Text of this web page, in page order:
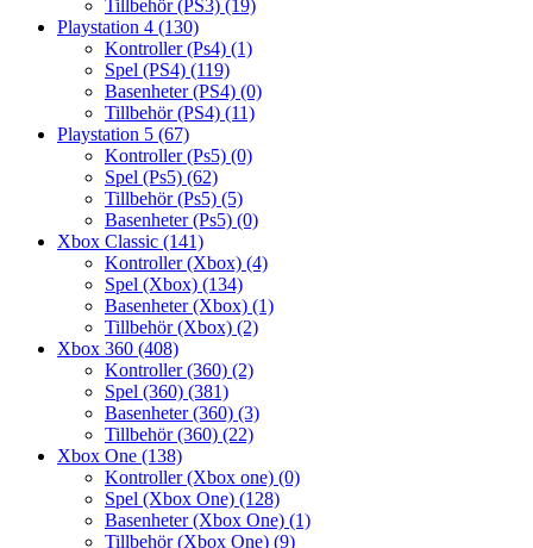
Tillbehör (PS3) (19)
Playstation 4 (130)
Kontroller (Ps4) (1)
Spel (PS4) (119)
Basenheter (PS4) (0)
Tillbehör (PS4) (11)
Playstation 5 (67)
Kontroller (Ps5) (0)
Spel (Ps5) (62)
Tillbehör (Ps5) (5)
Basenheter (Ps5) (0)
Xbox Classic (141)
Kontroller (Xbox) (4)
Spel (Xbox) (134)
Basenheter (Xbox) (1)
Tillbehör (Xbox) (2)
Xbox 360 (408)
Kontroller (360) (2)
Spel (360) (381)
Basenheter (360) (3)
Tillbehör (360) (22)
Xbox One (138)
Kontroller (Xbox one) (0)
Spel (Xbox One) (128)
Basenheter (Xbox One) (1)
Tillbehör (Xbox One) (9)